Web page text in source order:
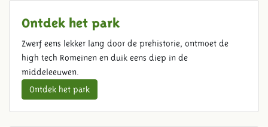
Ontdek het park
Zwerf eens lekker lang door de prehistorie, ontmoet de
high tech Romeinen en duik eens diep in de
middeleeuwen.
Ontdek het park